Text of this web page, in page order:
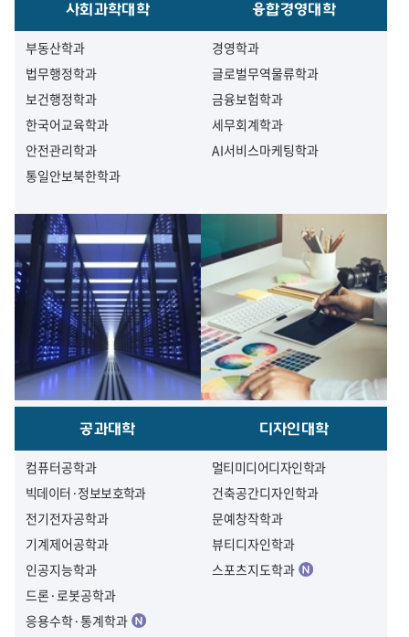
사회과학대학
부동산학과
법무행정학과
보건행정학과
한국어교육학과
안전관리학과
통일안보북한학과
융합경영대학
경영학과
글로벌무역물류학과
금융보험학과
세무회계학과
AI서비스마케팅학과
공과대학
컴퓨터공학과
빅데이터·정보보호학과
전기전자공학과
기계제어공학과
인공지능학과
드론·로봇공학과
응용수학·통계학과
디자인대학
멀티미디어디자인학과
건축공간디자인학과
문예창작학과
뷰티디자인학과
스포츠지도학과